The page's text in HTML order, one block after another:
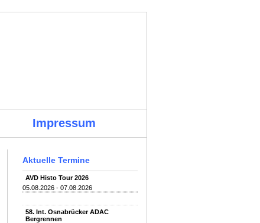
Impressum
Aktuelle Termine
AVD Histo Tour 2026
05.08.2026 - 07.08.2026
58. Int. Osnabrücker ADAC
Bergrennen